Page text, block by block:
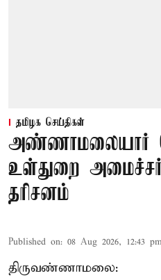
தமிழக செய்திகள்
அண்ணாமலையார்
உள்துறை
தரிசனம்
Published on: 08 Aug 2026, 12:43
திருவண்ணாமலை: